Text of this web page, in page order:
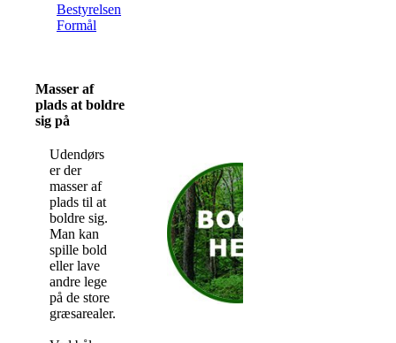
Bestyrelsen
Formål
Masser af
plads at boldre
sig på
Udendørs
er der
masser af
plads til at
boldre sig.
Man kan
spille bold
eller lave
andre lege
på de store
græsarealer.